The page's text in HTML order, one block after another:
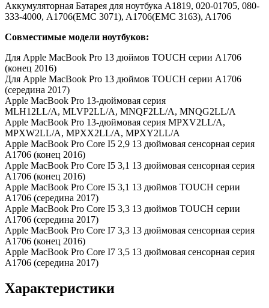
Аккумуляторная Батарея для ноутбука A1819, 020-01705, 080-
333-4000, A1706(EMC 3071), A1706(EMC 3163), A1706
Совместимые модели ноутбуков:
Для Apple MacBook Pro 13 дюймов TOUCH серии A1706
(конец 2016)
Для Apple MacBook Pro 13 дюймов TOUCH серии A1706
(середина 2017)
Apple MacBook Pro 13-дюймовая серия
MLH12LL/A, MLVP2LL/A, MNQF2LL/A, MNQG2LL/A
Apple MacBook Pro 13-дюймовая серия MPXV2LL/A,
MPXW2LL/A, MPXX2LL/A, MPXY2LL/A
Apple MacBook Pro Core I5 2,9 13 дюймовая сенсорная серия
A1706 (конец 2016)
Apple MacBook Pro Core I5 3,1 13 дюймовая сенсорная серия
A1706 (конец 2016)
Apple MacBook Pro Core I5 3,1 13 дюймов TOUCH серии
A1706 (середина 2017)
Apple MacBook Pro Core I5 3,3 13 дюймов TOUCH серии
A1706 (середина 2017)
Apple MacBook Pro Core I7 3,3 13 дюймовая сенсорная серия
A1706 (конец 2016)
Apple MacBook Pro Core I7 3,5 13 дюймовая сенсорная серия
A1706 (середина 2017)
Характеристики